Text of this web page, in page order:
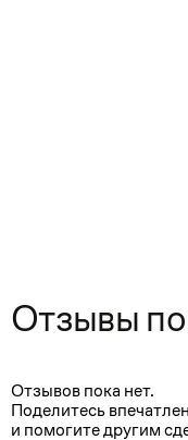
Отзывы
Отзывов пока нет.
Поделитесь
и помогите другим